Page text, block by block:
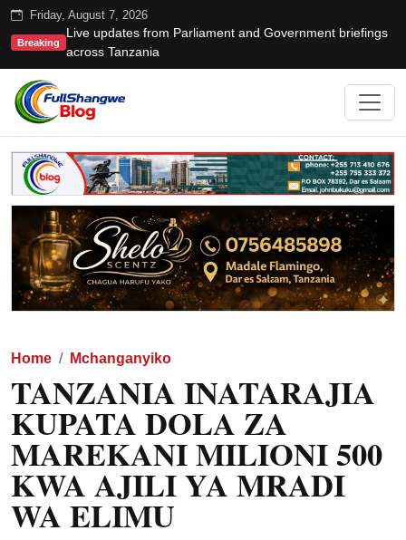
Friday, August 7, 2026
Breaking
Live updates from Parliament and Government briefings
across Tanzania
Home Mchanganyiko
TANZANIA INATARAJIA
KUPATA DOLA ZA
MAREKANI MILIONI 500
KWA AJILI YA MRADI
WA ELIMU